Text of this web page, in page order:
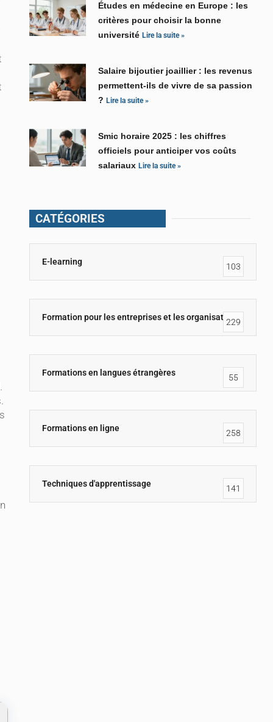
Études en médecine en Europe : les
critères pour choisir la bonne
universitéLire la suite »
Salaire bijoutier joaillier : les revenus
permettent-ils de vivre de sa passion
?Lire la suite »
Smic horaire 2025 : les chiffres
officiels pour anticiper vos coûts
salariauxLire la suite »
CATÉGORIES
E-learning 103
Formation pour les entreprises et les organisations
229
Formations en langues étrangères 55
Formations en ligne 258
Techniques d'apprentissage 141